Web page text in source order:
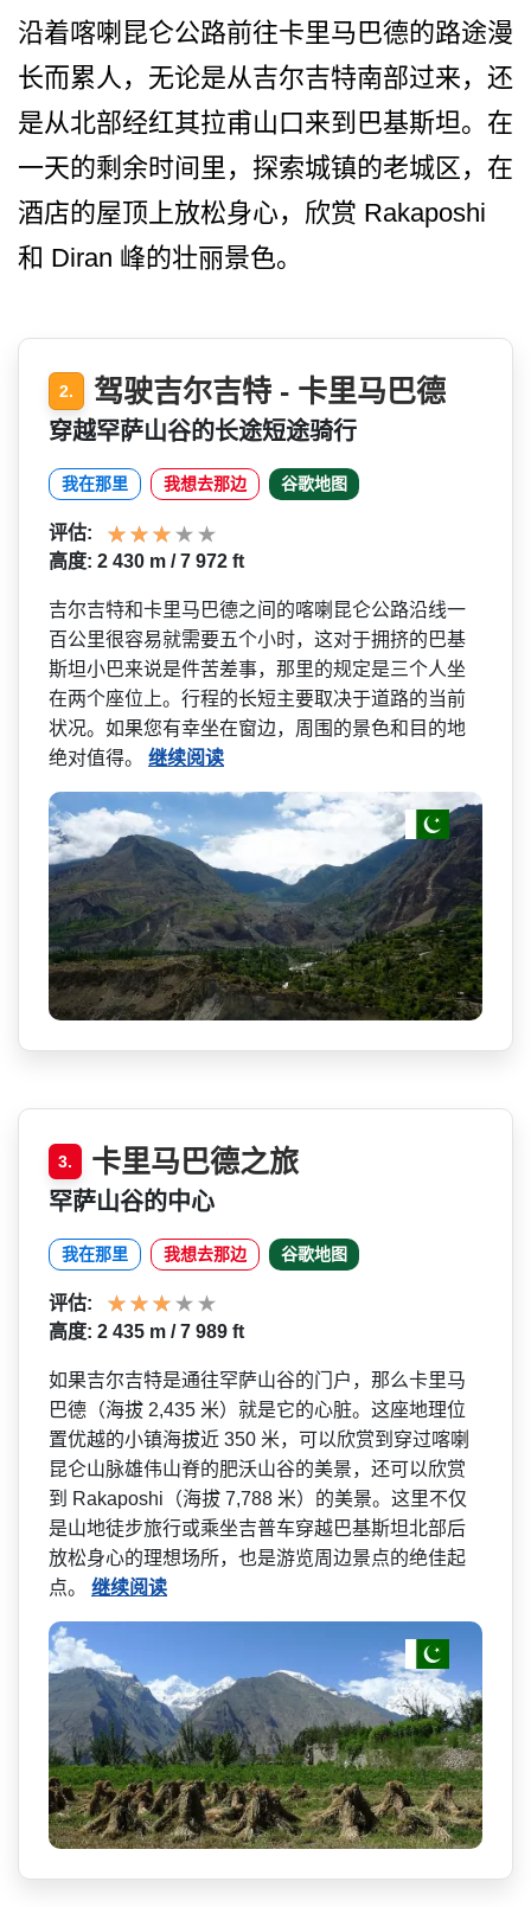
沿着喀喇昆仑公路前往卡里马­巴德的路途漫
长而累人，无论是从吉尔吉特南部过来，­还
是从北部经红其拉甫山口来到巴基斯坦。在
一天的剩­余时间里，探索城镇的老城区，在
酒店的屋顶上放松身­心，欣赏 Rakaposhi
和 Diran 峰的壮丽景色。
2. 驾驶吉尔吉特 - 卡里马巴德
穿越罕萨山谷的长途短途骑行
我在那里 我想去那边 谷歌地图
评估:
高度: 2 430 m / 7 972 ft
吉尔吉特和卡里马巴德之间的­喀喇昆仑公路沿线一
百公里很容易就需要五个小时，这­对于拥挤的巴基
斯坦小巴来说是件苦差事，那里的规定­是三个人坐
在两个座位上。行程的长短主要取决于道路­的当前
状况。如果您有幸坐在窗边，周围的景色和目的­地
绝对值得。 继续阅读
3. 卡里马巴德之旅
罕萨山谷的中心
我在那里 我想去那边 谷歌地图
评估:
高度: 2 435 m / 7 989 ft
如果吉尔吉特是通往罕萨山谷­的门户，那么卡里马
巴德（海拔 2,435 米）就是它的心脏。这座地理­位
置优越的小镇海拔近 350 米，可以欣赏到穿过喀喇
昆仑­山脉雄伟山脊的肥沃山谷的美景，还可以欣赏
到 Rakaposhi（海拔 7,788 米）的美景。这里不仅
是山地­徒步旅行或乘坐吉普车穿越巴基斯坦北部后
放松身心的­理想场所，也是游览周边景点的绝佳起
点。 继续阅读